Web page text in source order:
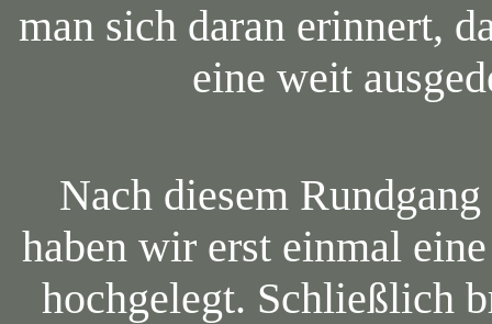
man sich daran erinnert,
eine weit
Nach diesem
haben wir erst einmal
hochgelegt. Schließlich